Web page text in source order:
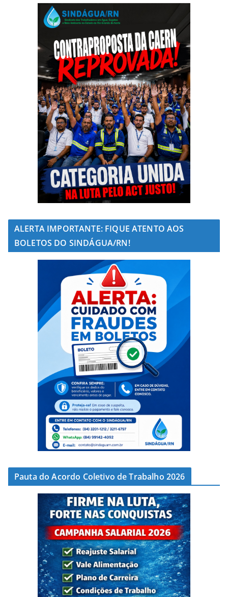
ALERTA IMPORTANTE: FIQUE ATENTO AOS
BOLETOS DO SINDÁGUA/RN!
Pauta do Acordo Coletivo de Trabalho 2026